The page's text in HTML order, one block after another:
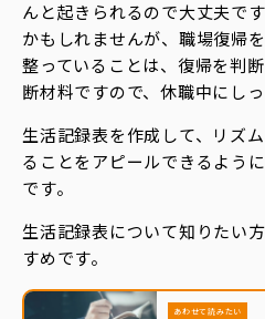
んと起きられるので大丈夫で
かもしれませんが、職場復帰
整っていることは、復帰を判
断材料ですので、休職中にし
生活記録表を作成して、リズ
ることをアピールできるよう
です。
生活記録表について知りたい
すめです。
あわせて読みたい